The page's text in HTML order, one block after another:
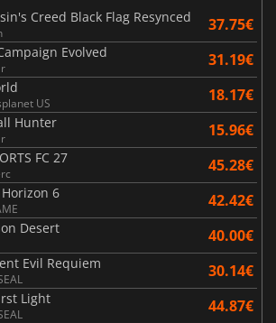
Creed Black Flag Resynced
37.75€
Evolved 31.19€
US 18.17€
Hunter 15.96€
FC 27 45.28€
Horizon 6 42.42€
Desert 40.00€
Evil Requiem 30.14€
Light 44.87€